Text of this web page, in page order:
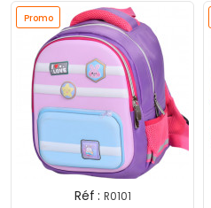
Promo
Réf : R0101